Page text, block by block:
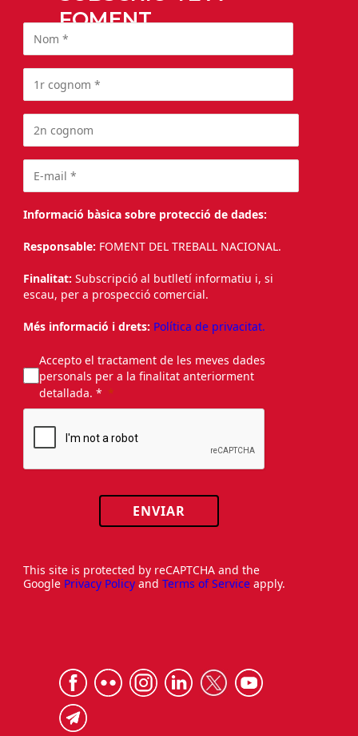
FOMENT
Informació bàsica sobre protecció de dades:
Responsable: FOMENT DEL TREBALL NACIONAL.
Finalitat: Subscripció al butlletí informatiu i, si
escau, per a prospecció comercial.
Més informació i drets: Política de privacitat.
Accepto el tractament de les meves dades
personals per a la finalitat anteriorment
detallada. *
ENVIAR
This site is protected by reCAPTCHA and the
Google Privacy Policy and Terms of Service apply.